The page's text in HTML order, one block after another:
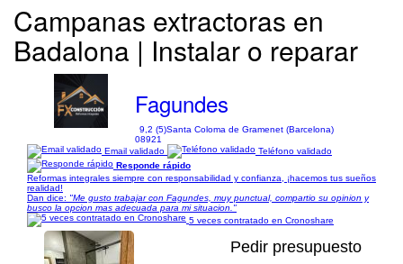
Campanas extractoras en
Badalona | Instalar o reparar
Fagundes
9,2 (5)Santa Coloma de Gramenet (Barcelona)
08921
Email validado
Teléfono validado
Responde rápido
Reformas integrales siempre con responsabilidad y confianza, ¡hacemos tus sueños
realidad!
Dan dice: "Me gusto trabajar con Fagundes, muy punctual, compartio su opinion y
busco la opcion mas adecuada para mi situacion."
5 veces contratado en Cronoshare
Pedir presupuesto